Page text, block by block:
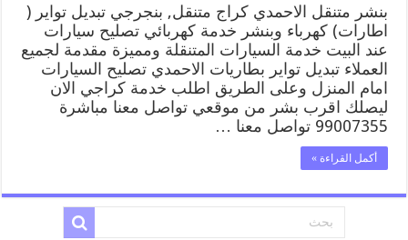
بنشر متنقل الاحمدي كراج متنقل, بنجرجي تبديل تواير (
اطارات) كهرباء وبنشر خدمة كهربائي تصليح سيارات
عند البيت خدمة السيارات المتنقلة ومميزة مقدمة لجميع
العملاء تبديل تواير بطاريات الاحمدي تصليح السيارات
امام المنزل وعلى الطريق اطلب خدمة كراجي الان
ليصلك اقرب بشر من موقعي تواصل معنا مباشرة
99007355 تواصل معنا …
أكمل القراءة »